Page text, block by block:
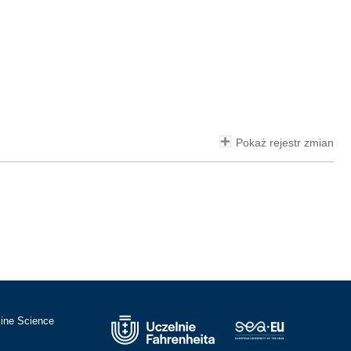
Pokaż rejestr zmian
Science